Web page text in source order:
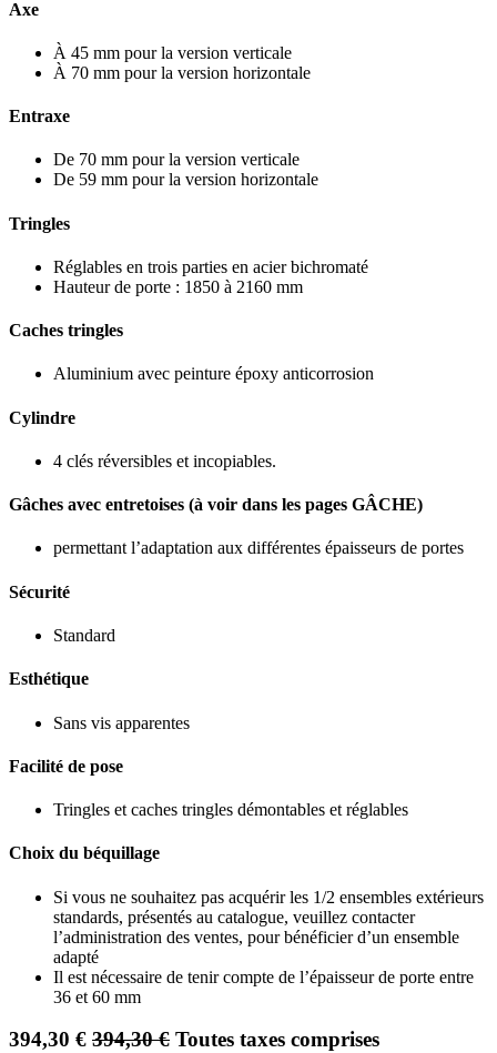
Axe
À 45 mm pour la version verticale
À 70 mm pour la version horizontale
Entraxe
De 70 mm pour la version verticale
De 59 mm pour la version horizontale
Tringles
Réglables en trois parties en acier bichromaté
Hauteur de porte : 1850 à 2160 mm
Caches tringles
Aluminium avec peinture époxy anticorrosion
Cylindre
4 clés réversibles et incopiables.
Gâches avec entretoises (à voir dans les pages GÂCHE)
permettant l’adaptation aux différentes épaisseurs de portes
Sécurité
Standard
Esthétique
Sans vis apparentes
Facilité de pose
Tringles et caches tringles démontables et réglables
Choix du béquillage
Si vous ne souhaitez pas acquérir les 1/2 ensembles extérieurs
standards, présentés au catalogue, veuillez contacter
l’administration des ventes, pour bénéficier d’un ensemble
adapté
Il est nécessaire de tenir compte de l’épaisseur de porte entre
36 et 60 mm
394,30 € 394,30€ Toutes taxes comprises